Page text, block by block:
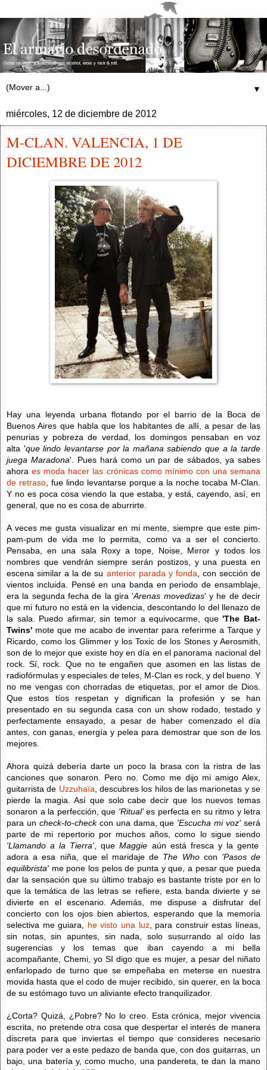
▼
miércoles, 12 de diciembre de 2012
M-CLAN. VALENCIA, 1 DE
DICIEMBRE DE 2012
Hay una leyenda urbana flotando por el barrio de la Boca de
Buenos Aires que habla que los habitantes de allí, a pesar de las
penurias y pobreza de verdad, los domingos pensaban en voz
alta 'que lindo levantarse por la mañana sabiendo que a la tarde
juega Maradona'. Pues hará como un par de sábados, ya sabes
ahoraes moda hacer las crónicas como mínimo con una semana
de retraso, fue lindo levantarse porque a la noche tocaba M-Clan.
Y no es poca cosa viendo la que estaba, y está, cayendo, así, en
general, que no es cosa de aburrirte.
A veces me gusta visualizar en mi mente, siempre que este pim-
pam-pum de vida me lo permita, como va a ser el concierto.
Pensaba, en una sala Roxy a tope, Noise, Mirror y todos los
nombres que vendrán siempre serán postizos, y una puesta en
escena similar a la de su anterior parada y fonda , con sección de
vientos incluida. Pensé en una banda en periodo de ensamblaje,
era la segunda fecha de la gira 'Arenas movedizas' y he de decir
que mi futuro no está en la videncia, descontando lo del llenazo de
la sala. Puedo afirmar, sin temor a equivocarme, que'The Bat-
Twins' mote que me acabo de inventar para referirme a Tarque y
Ricardo, como los Glimmer y los Toxic de los Stones y Aerosmith,
son de lo mejor que existe hoy en día en el panorama nacional del
rock. Sí, rock. Que no te engañen que asomen en las listas de
radiofórmulas y especiales de teles, M-Clan es rock, y del bueno. Y
no me vengas con chorradas de etiquetas, por el amor de Dios.
Que estos tíos respetan y dignifican la profesión y se han
presentado en su segunda casa con un show rodado, testado y
perfectamente ensayado, a pesar de haber comenzado el día
antes, con ganas, energía y pelea para demostrar que son de los
mejores.
Ahora quizá debería darte un poco la brasa con la ristra de las
canciones que sonaron. Pero no. Como me dijo mi amigo Alex,
guitarrista de Uzzuhaïa , descubres los hilos de las marionetas y se
pierde la magia. Así que solo cabe decir que los nuevos temas
sonaron a la perfección, que 'Ritual'es perfecta en su ritmo y letra
para un check-to-checkcon una dama, que 'Escucha mi voz' será
parte de mi repertorio por muchos años, como lo sigue siendo
'Llamando a la Tierra' , queMaggie aún está fresca y la gente
adora a esa niña, que el maridaje de The Whocon 'Pasos de
equilibrista' me pone los pelos de punta y que, a pesar que pueda
dar la sensación que su último trabajo es bastante triste por en lo
que la temática de las letras se refiere, esta banda divierte y se
divierte en el escenario. Además, me dispuse a disfrutar del
concierto con los ojos bien abiertos, esperando que la memoria
selectiva me guiara, he visto una luz, para construir estas líneas,
sin notas, sin apuntes, sin nada, solo susurrando al oído las
sugerencias y los temas que iban cayendo a mi bella
acompañante, Chemi, yo SI digo que es mujer, a pesar del niñato
enfarlopado de turno que se empeñaba en meterse en nuestra
movida hasta que el codo de mujer recibido, sin querer, en la boca
de su estómago tuvo un aliviante efecto tranquilizador.
¿Corta? Quizá, ¿Pobre? No lo creo. Esta crónica, mejor vivencia
escrita, no pretende otra cosa que despertar el interés de manera
discreta para que inviertas el tiempo que consideres necesario
para poder ver a este pedazo de banda que, con dos guitarras, un
bajo, una batería y, como mucho, una pandereta, te dan la mano